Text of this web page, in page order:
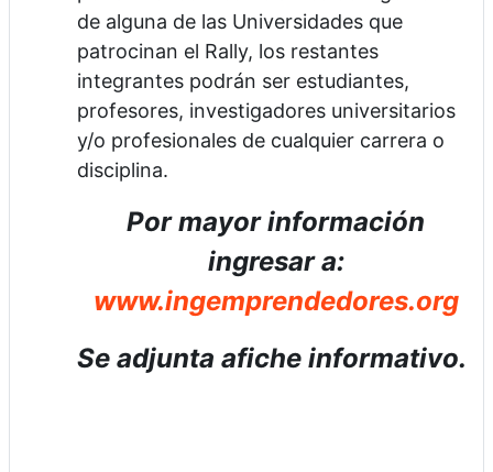
de alguna de las Universidades que
patrocinan el Rally, los restantes
integrantes podrán ser estudiantes,
profesores, investigadores universitarios
y/o profesionales de cualquier carrera o
disciplina.
Por mayor información
ingresar a:
www.ingemprendedores.org
Se adjunta afiche informativo.